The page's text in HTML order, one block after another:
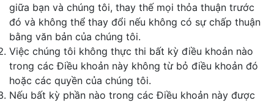
giữa bạn và chúng tôi, thay thế mọi thỏa thuận trước
đó và không thể thay đổi nếu không có sự chấp thuận
bằng văn bản của chúng tôi.
Việc chúng tôi không thực thi bất kỳ điều khoản nào
trong các Điều khoản này không từ bỏ điều khoản đó
hoặc các quyền của chúng tôi.
Nếu bất kỳ phần nào trong các Điều khoản này được